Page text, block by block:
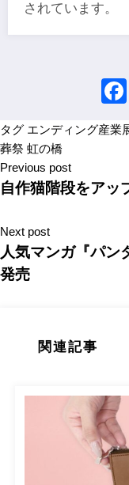
されています。
タグ エンディング産業
葬祭 虹の橋
Previous post
自作猫階段をアッ
Next post
人気マンガ『パン
発売
関連記事